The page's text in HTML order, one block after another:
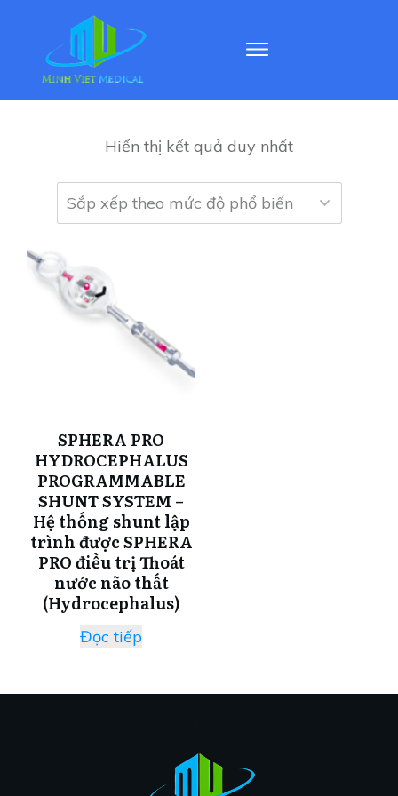
Hiển thị kết quả duy nhất
SPHERA PRO
HYDROCEPHALUS
PROGRAMMABLE
SHUNT SYSTEM –
Hệ thống shunt lập
trình được SPHERA
PRO điều trị Thoát
nước não thất
(Hydrocephalus)
Đọc tiếp